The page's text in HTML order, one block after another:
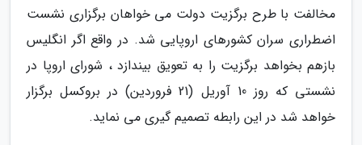
مخالفت با طرح برگزیت دولت می خواهان برگزاری نشست
اضطراری سران کشورهای اروپایی شد. در واقع اگر انگلیس
بازهم بخواهد برگزیت را به تعویق بیندازد ، شورای اروپا در
نشستی که روز 10 آوریل (21 فروردین) در بروکسل برگزار
خواهد شد در این رابطه تصمیم گیری می نماید.